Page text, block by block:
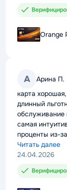
Orange
А Арина П.
карта
длинный
обслуживание
самая
проценты из-
кэшбэк
Читать далее
24.04.2026
Orange
А Арина П.
карта
длинный
обслуживание
самая
проценты из-
кэшбэк
Читать далее
24.04.2026